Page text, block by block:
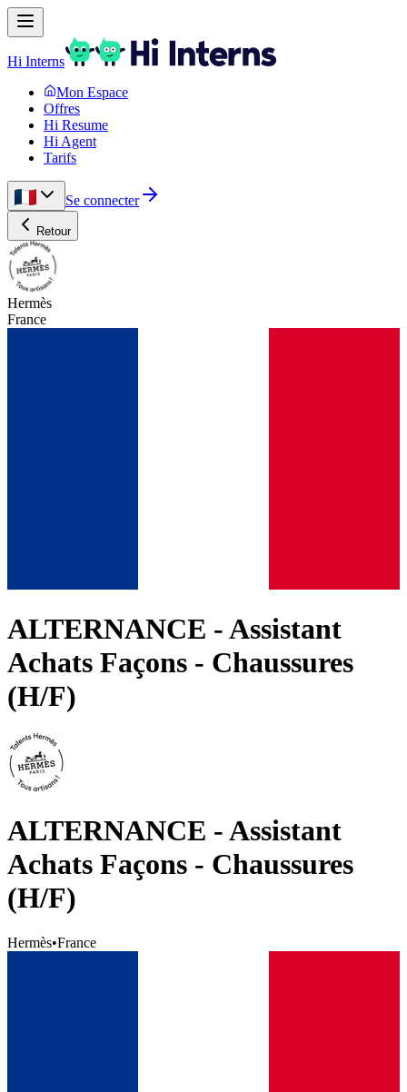
Hi Interns
Mon Espace
Offres
Hi Resume
Hi Agent
Tarifs
Se connecter
Retour
Hermès
France
ALTERNANCE - Assistant
Achats Façons - Chaussures
(H/F)
ALTERNANCE - Assistant
Achats Façons - Chaussures
(H/F)
Hermès•France